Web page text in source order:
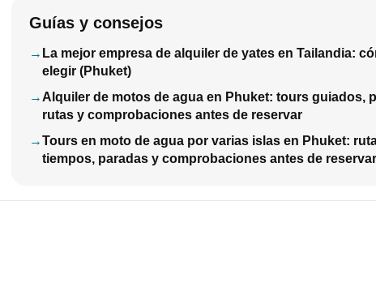
Guías y consejos
La mejor empresa de alquiler de yates en Tailandia:
elegir (Phuket)
Alquiler de motos de agua en Phuket: tours guiados,
rutas y comprobaciones antes de reservar
Tours en moto de agua por varias islas en Phuket:
tiempos, paradas y comprobaciones antes de reservar